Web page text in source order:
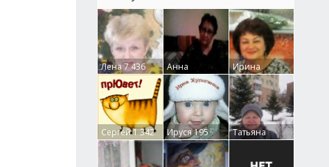
Лена7 436
Анна
Гумлевая0
Ирина
Бруцкая41
Сергей1 342 Ируся195
Татьяна
Крючкова0